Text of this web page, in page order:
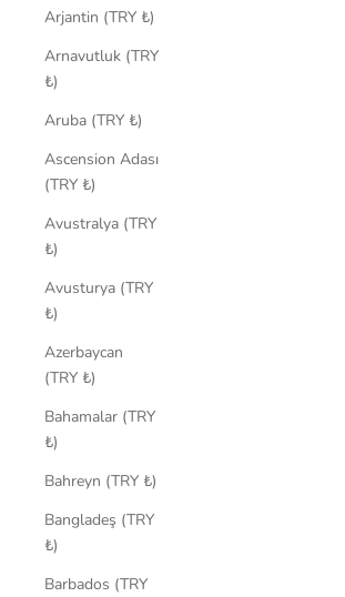
Arjantin (TRY ₺)
Arnavutluk (TRY
₺)
Aruba (TRY ₺)
Ascension Adası
(TRY ₺)
Avustralya (TRY
₺)
Avusturya (TRY
₺)
Azerbaycan
(TRY ₺)
Bahamalar (TRY
₺)
Bahreyn (TRY ₺)
Bangladeş (TRY
₺)
Barbados (TRY